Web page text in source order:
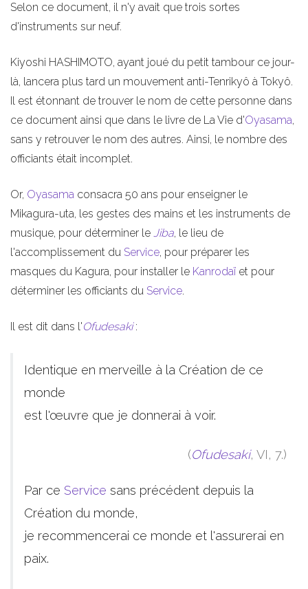
Selon ce document, il n'y avait que trois sortes
d'instruments sur neuf.
Kiyoshi HASHIMOTO, ayant joué du petit tambour ce jour-
là, lancera plus tard un mouvement anti-Tenrikyô à Tokyô.
Il est étonnant de trouver le nom de cette personne dans
ce document ainsi que dans le livre de La Vie d'Oyasama,
sans y retrouver le nom des autres. Ainsi, le nombre des
officiants était incomplet.
Or, Oyasama consacra 50 ans pour enseigner le
Mikagura-uta, les gestes des mains et les instruments de
musique, pour déterminer le Jiba, le lieu de
l'accomplissement du Service, pour préparer les
masques du Kagura, pour installer le Kanrodaï et pour
déterminer les officiants du Service.
Il est dit dans l'Ofudesaki:
Identique en merveille à la Création de ce
monde
est l'œuvre que je donnerai à voir.
(Ofudesaki, VI, 7.)
Par ce Service sans précédent depuis la
Création du monde,
je recommencerai ce monde et l'assurerai en
paix.